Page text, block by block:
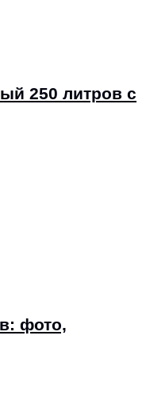
250 литров с
фото,